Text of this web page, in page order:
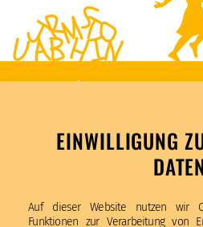
EINWILLIGUNG
Auf dieser Website nutzen wir
Funktionen zur Verarbeitung von
Katholische Schule Am
St. Bonifatius